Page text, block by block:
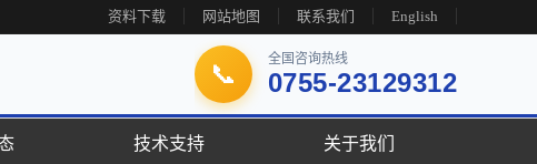
English
联系我们
网站地图
资料下载
📞
全国咨询热线
0755-23129312
技术支持 关于我们